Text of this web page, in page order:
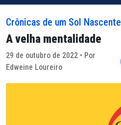
Crônicas de um Sol Nascente
A velha mentalidade
29 de outubro de 2022 • Por
Edweine Loureiro